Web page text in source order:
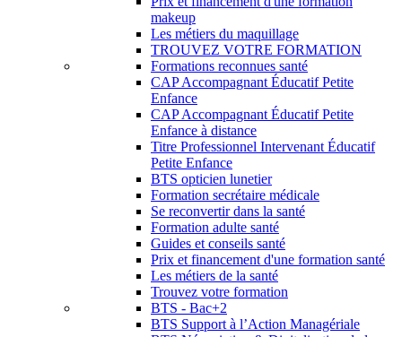
makeup
Les métiers du maquillage
TROUVEZ VOTRE FORMATION
Formations reconnues santé
CAP Accompagnant Éducatif Petite
Enfance
CAP Accompagnant Éducatif Petite
Enfance à distance
Titre Professionnel Intervenant Éducatif
Petite Enfance
BTS opticien lunetier
Formation secrétaire médicale
Se reconvertir dans la santé
Formation adulte santé
Guides et conseils santé
Prix et financement d'une formation santé
Les métiers de la santé
Trouvez votre formation
BTS - Bac+2
BTS Support à l’Action Managériale